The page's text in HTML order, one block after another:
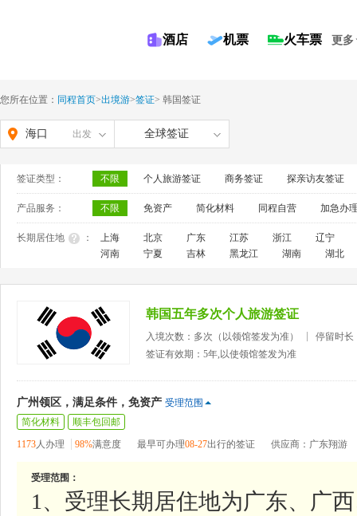
酒店 机票 火车票 更多
您所在位置： 同程首页>出境游>签证> 韩国签证
海口 出发 全球签证
签证类型： 不限 个人旅游签证 商务签证 探亲访友签证
产品服务： 不限 免资产 简化材料 同程自营 加急办
长期居住地 ： 上海 北京 广东 江苏 浙江
辽宁
河南
宁夏 吉林 黑龙江 湖南 湖北
韩国五年多次个人旅游签证
入境次数：多次（以领馆签发为准）
停留时长
签证有效期：5年,以使领馆签发为准
广州领区，满足条件，免资产 受理范围
简化材料
顺丰包回邮
1173人办理 98%满意度 最早可办理08-27出行的签证 供应商：广东翔游
受理范围：
1、受理长期居住地为广东、广